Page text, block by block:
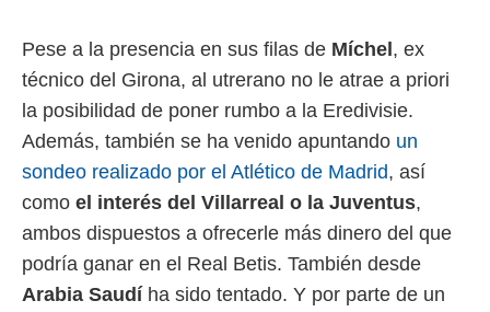
Pese a la presencia en sus filas de Míchel , ex
técnico del Girona, al utrerano no le atrae a priori
la posibilidad de poner rumbo a la Eredivisie.
Además, también se ha venido apuntando un
sondeo realizado por el Atlético de Madrid, así
como el interés del Villarreal o la Juventus,
ambos dispuestos a ofrecerle más dinero del que
podría ganar en el Real Betis. También desde
Arabia Saudí ha sido tentado. Y por parte de un